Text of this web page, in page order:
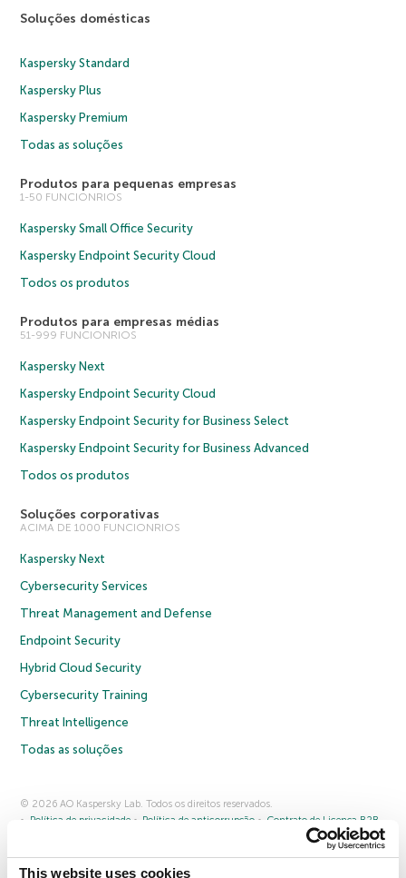
This website uses cookies
Soluções domésticas
Kaspersky Standard
Kaspersky Plus
Kaspersky Premium
Todas as soluções
Produtos para pequenas empresas
1-50 FUNCIONRIOS
Kaspersky Small Office Security
Kaspersky Endpoint Security Cloud
Todos os produtos
Produtos para empresas médias
51-999 FUNCIONRIOS
Kaspersky Next
Kaspersky Endpoint Security Cloud
Kaspersky Endpoint Security for Business Select
Kaspersky Endpoint Security for Business Advanced
Todos os produtos
Soluções corporativas
ACIMA DE 1000 FUNCIONRIOS
Kaspersky Next
Cybersecurity Services
Threat Management and Defense
Endpoint Security
Hybrid Cloud Security
Cybersecurity Training
Threat Intelligence
Todas as soluções
© 2026 AO Kaspersky Lab. Todos os direitos reservados.
Política de privacidade
Política de anticorrupção
Contrato de Licença B2B
Cookies